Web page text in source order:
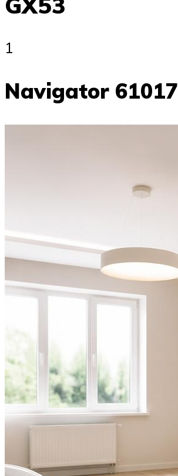
1
Navigator 61017